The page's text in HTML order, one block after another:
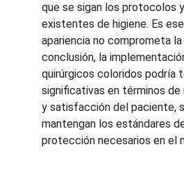
que se sigan los protocolos
existentes de higiene. Es
apariencia no comprometa la
conclusión, la
quirúrgicos coloridos podría
significativas en términos de
y satisfacción del paciente,
mantengan los estándares
protección necesarios en el